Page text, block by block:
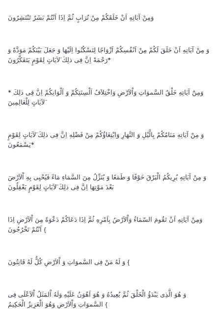
وَمِنْ آيَاتِهِ اَنْ خَلَقَكُمْ مِنْ تُرَابٍ ثُمَّ اِذَا اَنْتُمْ بَشَرٌ تَنْتَشِرُونَ
وَ مِنْ آيَاتِهِ اَنْ خَلَقَ لَكُمْ مِنْ اَنْفُسِكُمْ اَزْوَاجًا لِتَسْكُنُوا اِلَيْهَا وَ جَعَلَ بَيْنَكُمْ مَوَدَّةً وَ
رَحْمَةً اِنَّ فِى ذلِكَ َلآيَاتٍ لِقَوْمٍ يَتَفَكَّرُونَ*
* وَمِنْ آيَاتِهِ خَلْقُ السَّموَاتِ وَاْلاَرْضِ وَاخْتِلاَفُ اَلْسِنَتِكُمْ وَ اَلْوَانِكُمْ اِنَّ فِى ذلِكَ
َلآيَاتٍ لِلْعَالِمِينَ
وَ مِنْ آيَاتِهِ مَنَامُكُمْ بِالَّيْلِ وَ النَّهَارِ وَابْتِغَاؤُكُمْ مِنْ فَضْلِهِ اِنَّ فِى ذلِكَ َلآيَاتٍ لِقَوْمٍ
يَسْمَعُونَ*
وَ مِنْ آيَاتِهِ يُرِيكُمُ الْبَرْقَ خَوْفًا وَ طَمَعًا وَ يُنَزِّلُ مِنَ السَّمَاءِ مَاءً فَيُحْيِى بِهِ اْلاَرْضَ
بَعْدَ مَوْتِهَا اِنَّ فِى ذلِكَ َلآيَاتٍ لِقَوْمٍ يَعْقِلُونَ
وَمِنْ آيَاتِهِ اَنْ تَقُومَ السّمَاءُ وَاْلاَرْضُ بِاَمْرِهِ ثُمَّ اِذَا دَعَاكُمْ دَعْوَةً مِنَ اْلاَرْضِ اِذَا
اَنْتُمْ تَخْرُجُونَ {
وَ لَهُ مَنْ فِى السَّموَاتِ وَ اْلاَرْضِ كُلٌّ لَهُ قَانِتُونَ {
وَ هُوَ الَّذِى يَبْدَؤُ الْخَلْقَ ثُمَّ يُعِيدُهُ وَ هُوَ اَهْوَنُ عَلَيْهِ وَلَهُ اْلمَثَلُ اْلاَعْلَى فِى
السَّموَاتِ وَاْلاَرْضِ وَهُوَ الْعَزِيزُ الْحَكِيمُ {